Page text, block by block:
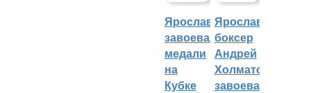
Ярославцы
завоевали
медали
на
Кубке
Ярославский
боксер
Андрей
Холматов
завоевал